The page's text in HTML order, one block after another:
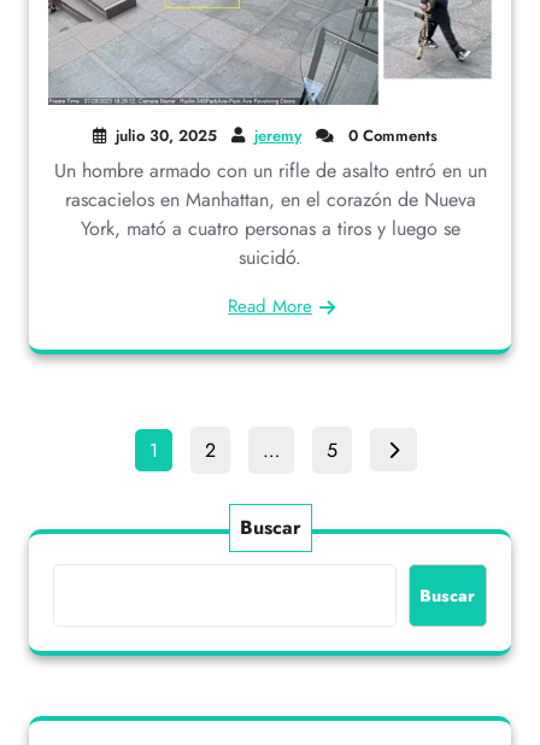
julio 30, 2025 jeremy 0 Comments
Un hombre armado con un rifle de asalto entró en un
rascacielos en Manhattan, en el corazón de Nueva
York, mató a cuatro personas a tiros y luego se
suicidó.
Read More
1 2 … 5
Buscar
Buscar